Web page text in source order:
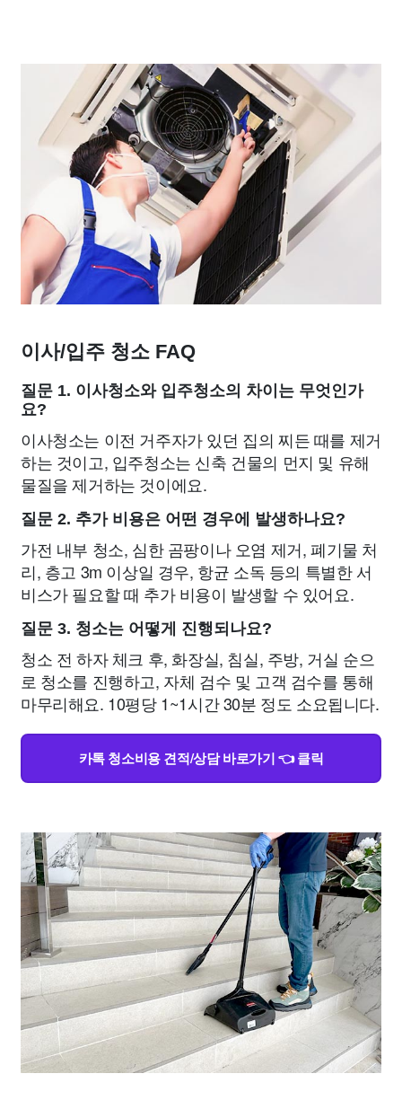
이사/입주 청소 FAQ
질문 1. 이사청소와 입주청소의 차이는 무엇인가
요?
이사청소는 이전 거주자가 있던 집의 찌든 때를 제거
하는 것이고, 입주청소는 신축 건물의 먼지 및 유해
물질을 제거하는 것이에요.
질문 2. 추가 비용은 어떤 경우에 발생하나요?
가전 내부 청소, 심한 곰팡이나 오염 제거, 폐기물 처
리, 층고 3m 이상일 경우, 항균 소독 등의 특별한 서
비스가 필요할 때 추가 비용이 발생할 수 있어요.
질문 3. 청소는 어떻게 진행되나요?
청소 전 하자 체크 후, 화장실, 침실, 주방, 거실 순으
로 청소를 진행하고, 자체 검수 및 고객 검수를 통해
마무리해요. 10평당 1~1시간 30분 정도 소요됩니다.
카톡 청소비용 견적/상담 바로가기 👈 클릭